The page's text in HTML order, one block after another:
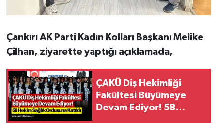
Çankırı AK Parti Kadın Kolları Başkanı Melike
Çilhan, ziyarette yaptığı açıklamada,
ÇAKÜ Diş Hekimliği
Fakültesi Büyümeye
Devam Ediyor! 58